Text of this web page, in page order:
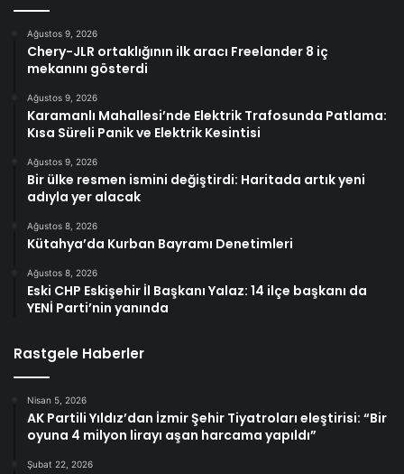
Ağustos 9, 2026
Chery-JLR ortaklığının ilk aracı Freelander 8 iç
mekanını gösterdi
Ağustos 9, 2026
Karamanlı Mahallesi’nde Elektrik Trafosunda Patlama:
Kısa Süreli Panik ve Elektrik Kesintisi
Ağustos 9, 2026
Bir ülke resmen ismini değiştirdi: Haritada artık yeni
adıyla yer alacak
Ağustos 8, 2026
Kütahya’da Kurban Bayramı Denetimleri
Ağustos 8, 2026
Eski CHP Eskişehir İl Başkanı Yalaz: 14 ilçe başkanı da
YENİ Parti’nin yanında
Rastgele Haberler
Nisan 5, 2026
AK Partili Yıldız’dan İzmir Şehir Tiyatroları eleştirisi: “Bir
oyuna 4 milyon lirayı aşan harcama yapıldı”
Şubat 22, 2026